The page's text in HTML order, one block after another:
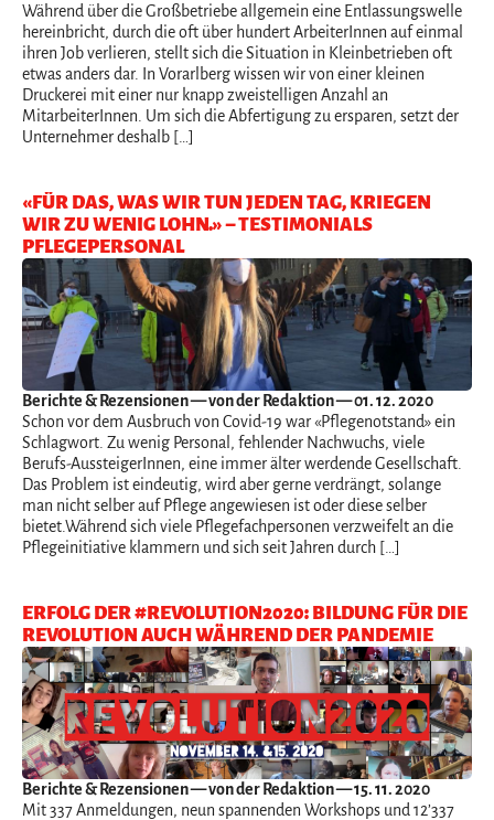
Während über die Großbetriebe allgemein eine Entlassungswelle
hereinbricht, durch die oft über hundert ArbeiterInnen auf einmal
ihren Job verlieren, stellt sich die Situation in Kleinbetrieben oft
etwas anders dar. In Vorarlberg wissen wir von einer kleinen
Druckerei mit einer nur knapp zweistelligen Anzahl an
MitarbeiterInnen. Um sich die Abfertigung zu ersparen, setzt der
Unternehmer deshalb […]
«FÜR DAS, WAS WIR TUN JEDEN TAG, KRIEGEN
WIR ZU WENIG LOHN.» – TESTIMONIALS
PFLEGEPERSONAL
Berichte & Rezensionen— von der Redaktion — 01. 12. 2020
Schon vor dem Ausbruch von Covid-19 war «Pflegenotstand» ein
Schlagwort. Zu wenig Personal, fehlender Nachwuchs, viele
Berufs-AussteigerInnen, eine immer älter werdende Gesellschaft.
Das Problem ist eindeutig, wird aber gerne verdrängt, solange
man nicht selber auf Pflege angewiesen ist oder diese selber
bietet.Während sich viele Pflegefachpersonen verzweifelt an die
Pflegeinitiative klammern und sich seit Jahren durch […]
ERFOLG DER #REVOLUTION2020: BILDUNG FÜR DIE
REVOLUTION AUCH WÄHREND DER PANDEMIE
Berichte & Rezensionen— von der Redaktion — 15. 11. 2020
Mit 337 Anmeldungen, neun spannenden Workshops und 12’337